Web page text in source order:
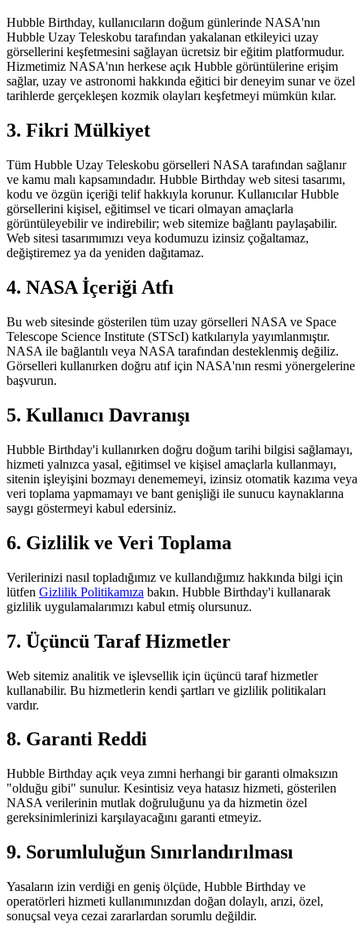
Hubble Birthday, kullanıcıların doğum günlerinde NASA'nın
Hubble Uzay Teleskobu tarafından yakalanan etkileyici uzay
görsellerini keşfetmesini sağlayan ücretsiz bir eğitim platformudur.
Hizmetimiz NASA'nın herkese açık Hubble görüntülerine erişim
sağlar, uzay ve astronomi hakkında eğitici bir deneyim sunar ve özel
tarihlerde gerçekleşen kozmik olayları keşfetmeyi mümkün kılar.
3. Fikri Mülkiyet
Tüm Hubble Uzay Teleskobu görselleri NASA tarafından sağlanır
ve kamu malı kapsamındadır. Hubble Birthday web sitesi tasarımı,
kodu ve özgün içeriği telif hakkıyla korunur. Kullanıcılar Hubble
görsellerini kişisel, eğitimsel ve ticari olmayan amaçlarla
görüntüleyebilir ve indirebilir; web sitemize bağlantı paylaşabilir.
Web sitesi tasarımımızı veya kodumuzu izinsiz çoğaltamaz,
değiştiremez ya da yeniden dağıtamaz.
4. NASA İçeriği Atfı
Bu web sitesinde gösterilen tüm uzay görselleri NASA ve Space
Telescope Science Institute (STScI) katkılarıyla yayımlanmıştır.
NASA ile bağlantılı veya NASA tarafından desteklenmiş değiliz.
Görselleri kullanırken doğru atıf için NASA'nın resmi yönergelerine
başvurun.
5. Kullanıcı Davranışı
Hubble Birthday'i kullanırken doğru doğum tarihi bilgisi sağlamayı,
hizmeti yalnızca yasal, eğitimsel ve kişisel amaçlarla kullanmayı,
sitenin işleyişini bozmayı denememeyi, izinsiz otomatik kazıma veya
veri toplama yapmamayı ve bant genişliği ile sunucu kaynaklarına
saygı göstermeyi kabul edersiniz.
6. Gizlilik ve Veri Toplama
Verilerinizi nasıl topladığımız ve kullandığımız hakkında bilgi için
lütfen Gizlilik Politikamıza bakın. Hubble Birthday'i kullanarak
gizlilik uygulamalarımızı kabul etmiş olursunuz.
7. Üçüncü Taraf Hizmetler
Web sitemiz analitik ve işlevsellik için üçüncü taraf hizmetler
kullanabilir. Bu hizmetlerin kendi şartları ve gizlilik politikaları
vardır.
8. Garanti Reddi
Hubble Birthday açık veya zımni herhangi bir garanti olmaksızın
"olduğu gibi" sunulur. Kesintisiz veya hatasız hizmeti, gösterilen
NASA verilerinin mutlak doğruluğunu ya da hizmetin özel
gereksinimlerinizi karşılayacağını garanti etmeyiz.
9. Sorumluluğun Sınırlandırılması
Yasaların izin verdiği en geniş ölçüde, Hubble Birthday ve
operatörleri hizmeti kullanımınızdan doğan dolaylı, arızi, özel,
sonuçsal veya cezai zararlardan sorumlu değildir.